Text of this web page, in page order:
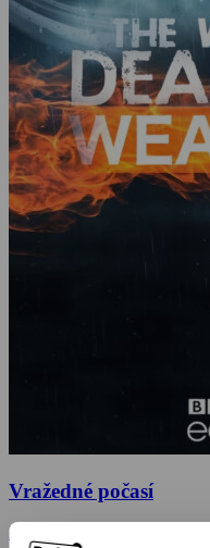
Vražedné počasí
2016, Velká Británie, 48 min